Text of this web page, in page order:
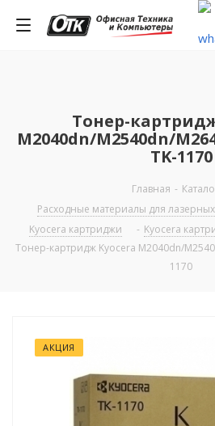
Тонер-
M2040dn/M2540dn/
TK-1170
Главная -
Расходные материалы для
Kyocera картриджи
- Kyocera
Тонер-картридж Kyocera M2040dn/
1170
АКЦИЯ